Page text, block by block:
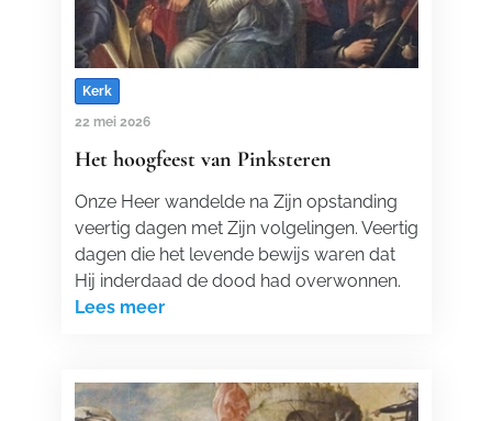
Kerk
22 mei 2026
Het hoogfeest van Pinksteren
Onze Heer wandelde na Zijn opstanding
veertig dagen met Zijn volgelingen. Veertig
dagen die het levende bewijs waren dat
Hij inderdaad de dood had overwonnen.
Lees meer